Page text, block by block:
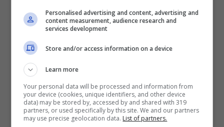
Di recente la conduttrice svizzera Michelle
Hunziker ha rivelato di aver subito anche lei
attenzioni indesiderate da ragazza. Arrivata
Personalised advertising and content, advertising and
content measurement, audience research and
services development
Store and/or access information on a device
Learn more
Your personal data will be processed and information from
your device (cookies, unique identifiers, and other device
data) may be stored by, accessed by and shared with 319
partners, or used specifically by this site. We and our partners
may use precise geolocation data. List of partners.